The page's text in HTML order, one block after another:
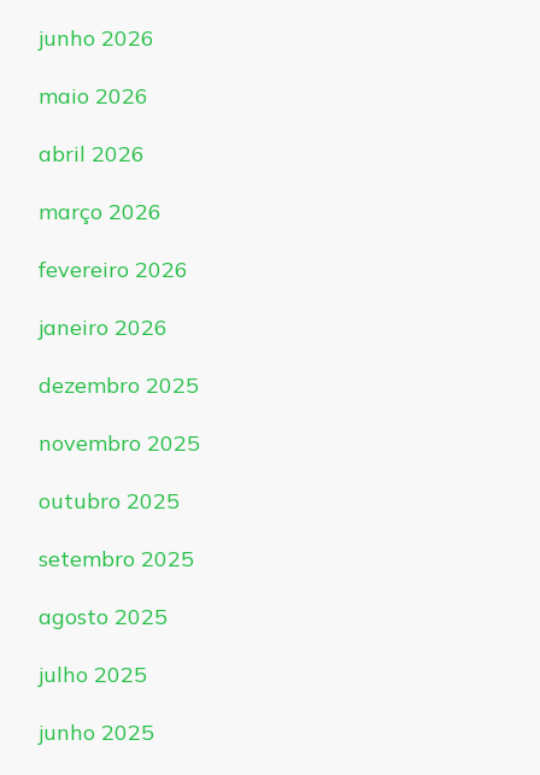
junho 2026
maio 2026
abril 2026
março 2026
fevereiro 2026
janeiro 2026
dezembro 2025
novembro 2025
outubro 2025
setembro 2025
agosto 2025
julho 2025
junho 2025